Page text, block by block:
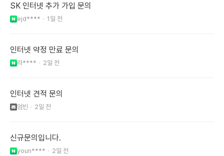
SK 인터넷 추가 가입 문의
ejd**** 1일 전
인터넷 약정 만료 문의
라**** 2일 전
인터넷 견적 문의
엄빈 2일 전
신규문의입니다.
youn**** 2일 전